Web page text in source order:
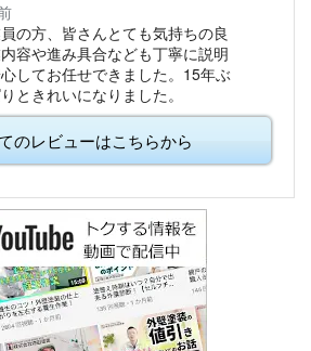
の方、皆さんとても気持ちの良
容や進み具合なども丁寧に説明
してお任せできました。15年ぶ
ときれいになりました。
のレビューはこちらから